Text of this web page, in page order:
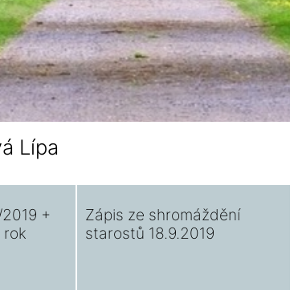
Lípa
+
Zápis ze shromáždění
starostů 18.9.2019